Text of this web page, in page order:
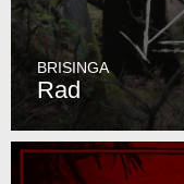
BRISINGA
Rad